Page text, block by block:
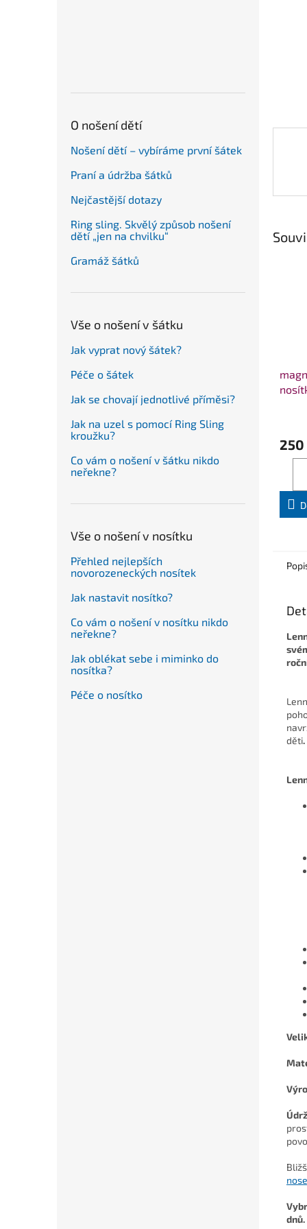
O nošení dětí
Nošení dětí – vybíráme první šátek
Praní a údržba šátků
Nejčastější dotazy
Ring sling. Skvělý způsob nošení
dětí „jen na chvilku“
Gramáž šátků
Vše o nošení v šátku
Jak vyprat nový šátek?
Péče o šátek
Jak se chovají jednotlivé příměsi?
Jak na uzel s pomocí Ring Sling
kroužku?
Co vám o nošení v šátku nikdo
neřekne?
Vše o nošení v nosítku
Přehled nejlepších
novorozeneckých nosítek
Jak nastavit nosítko?
Co vám o nošení v nosítku nikdo
neřekne?
Jak oblékat sebe i miminko do
nosítka?
Péče o nosítko
250
děti.
dnů.